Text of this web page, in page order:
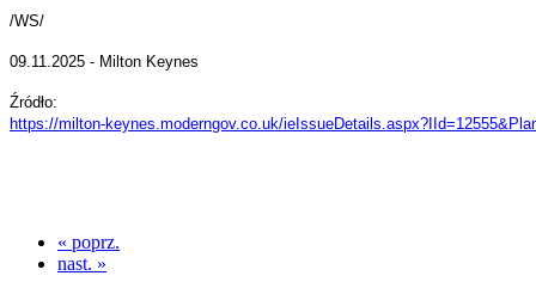
/WS/
09.11.2025 - Milton Keynes
Źródło:
https://milton-keynes.moderngov.co.uk/
« poprz.
nast. »